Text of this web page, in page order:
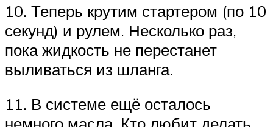
10. Теперь крутим стартером (по 10
секунд) и рулем. Несколько раз,
пока жидкость не перестанет
выливаться из шланга.
11. В системе ещё осталось